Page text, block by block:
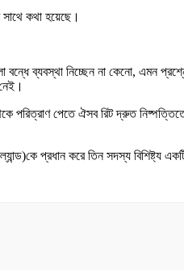
সাথে কথা হয়েছে।
ব্যবস্থা নিচ্ছেন না কেনো, এমন
পেতে ঐসব রিট দ্রুত নিষ্পত্তিতে
প্রধান করে তিন সদস্য বিশিষ্ট্য